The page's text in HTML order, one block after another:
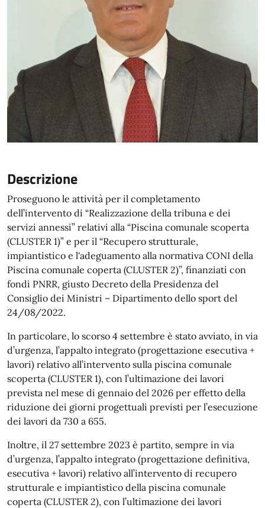
Descrizione
Proseguono le attività per il completamento
dell’intervento di “Realizzazione della tribuna e dei
servizi annessi” relativi alla “Piscina comunale scoperta
(CLUSTER 1)” e per il “Recupero strutturale,
impiantistico e l'adeguamento alla normativa CONI della
Piscina comunale coperta (CLUSTER 2)”, finanziati con
fondi PNRR, giusto Decreto della Presidenza del
Consiglio dei Ministri – Dipartimento dello sport del
24/08/2022.
In particolare, lo scorso 4 settembre è stato avviato, in via
d’urgenza, l’appalto integrato (progettazione esecutiva +
lavori) relativo all’intervento sulla piscina comunale
scoperta (CLUSTER 1), con l’ultimazione dei lavori
prevista nel mese di gennaio del 2026 per effetto della
riduzione dei giorni progettuali previsti per l’esecuzione
dei lavori da 730 a 655.
Inoltre, il 27 settembre 2023 è partito, sempre in via
d’urgenza, l’appalto integrato (progettazione definitiva,
esecutiva + lavori) relativo all’intervento di recupero
strutturale e impiantistico della piscina comunale
coperta (CLUSTER 2), con l’ultimazione dei lavori